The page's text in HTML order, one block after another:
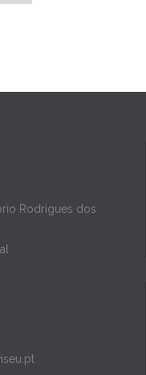
Rodrigues dos